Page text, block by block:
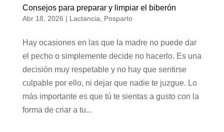
Consejos para preparar y limpiar el biberón
Abr 18, 2026 | Lactancia Posparto
Hay ocasiones en las que la madre no puede dar
el pecho o simplemente decide no hacerlo. Es una
decisión muy respetable y no hay que sentirse
culpable por ello, ni dejar que nadie te juzgue. Lo
más importante es que tú te sientas a gusto con la
forma de criar a tu...